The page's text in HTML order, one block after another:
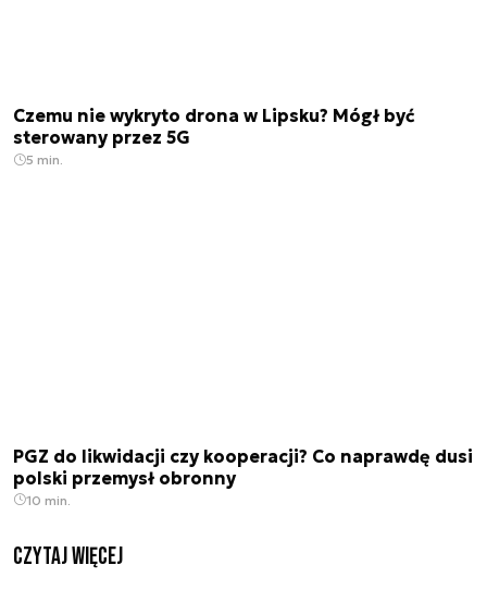
Czemu nie wykryto drona w Lipsku? Mógł być
sterowany przez 5G
5 min.
PGZ do likwidacji czy kooperacji? Co naprawdę dusi
polski przemysł obronny
10 min.
czytaj więcej